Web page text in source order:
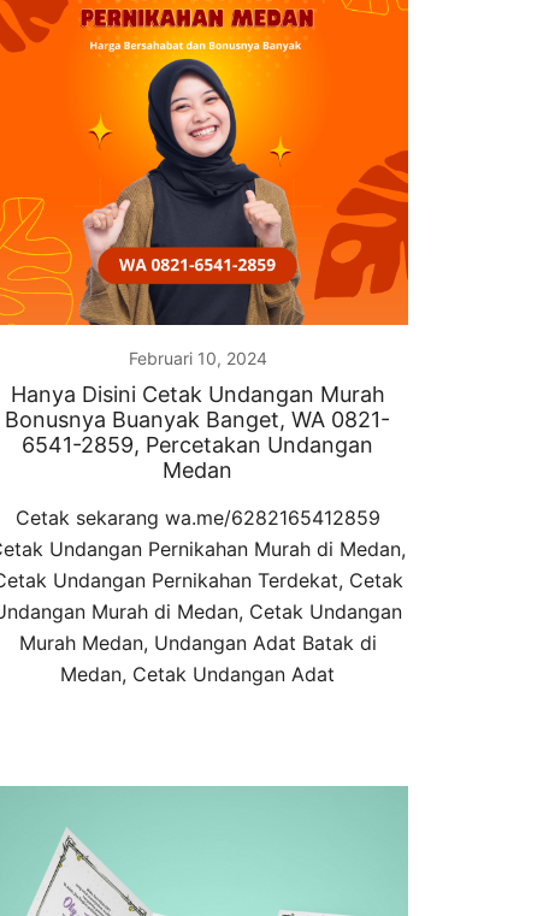
Februari 10, 2024
Hanya Disini Cetak Undangan Murah
Bonusnya Buanyak Banget, WA 0821-
6541-2859, Percetakan Undangan
Medan
Cetak sekarang wa.me/6282165412859
Undangan Pernikahan Murah di Medan,
Undangan Pernikahan Terdekat, Cetak
Murah di Medan, Cetak Undangan
Murah Medan, Undangan Adat Batak di
Medan, Cetak Undangan Adat